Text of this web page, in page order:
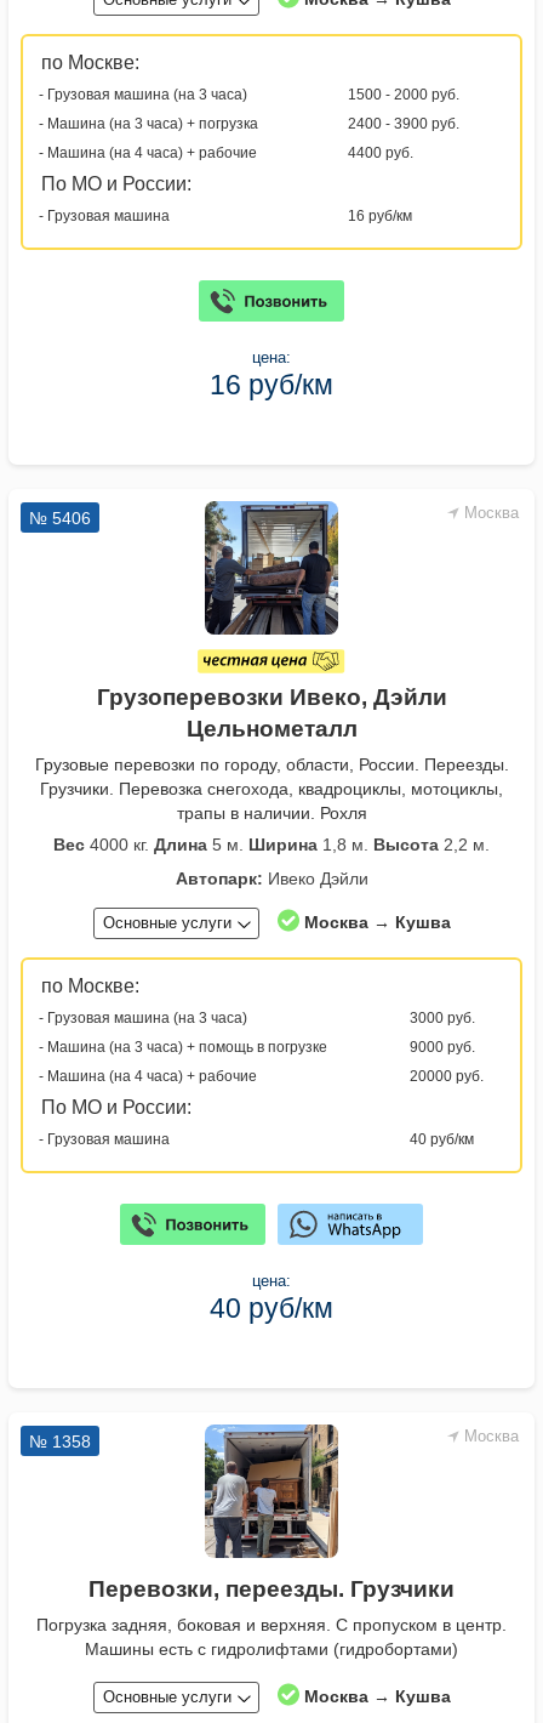
по Москве:
- Грузовая машина (на 3 часа)
1500 - 2000 руб.
- Машина (на 3 часа) + погрузка
2400 - 3900 руб.
- Машина (на 4 часа) + рабочие
4400 руб.
По МО и России:
- Грузовая машина 16 руб/км
цена:
16 руб/км
Москва
№ 5406
Грузоперевозки Ивеко, Дэйли
Цельнометалл
Грузовые перевозки по городу, области, России. Переезды.
Грузчики. Перевозка снегохода, квадроциклы, мотоциклы,
трапы в наличии. Рохля
Вес 4000 кг. Длина 5 м. Ширина 1,8 м. Высота 2,2 м.
Автопарк: Ивеко Дэйли
Основные услуги Москва → Кушва
по Москве:
- Грузовая машина (на 3 часа)
3000 руб.
- Машина (на 3 часа) + помощь в погрузке
9000 руб.
- Машина (на 4 часа) + рабочие
20000 руб.
По МО и России:
- Грузовая машина 40 руб/км
цена:
40 руб/км
Москва
№ 1358
Перевозки, переезды. Грузчики
Погрузка задняя, боковая и верхняя. С пропуском в центр.
Машины есть с гидролифтами (гидробортами)
Основные услуги Москва → Кушва